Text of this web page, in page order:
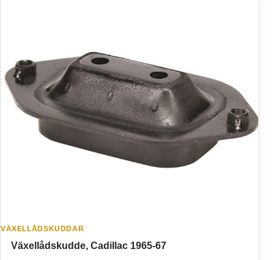
VÄXELLÅDSKUDDAR
Växellådskudde, Cadillac 1965-67